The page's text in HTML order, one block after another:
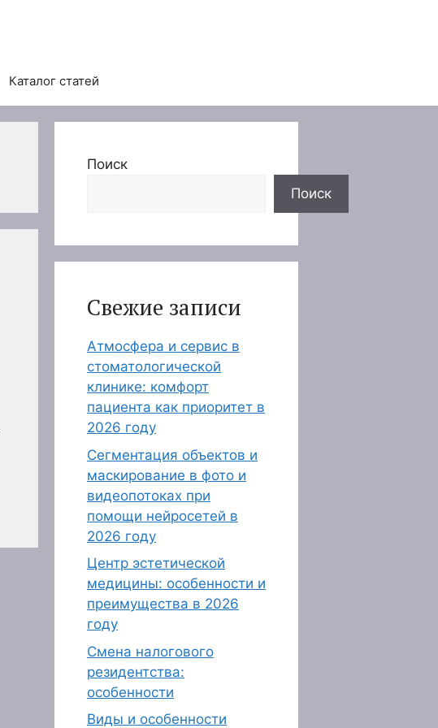
Каталог статей
Поиск
Поиск
Свежие записи
Атмосфера и сервис в
стоматологической
клинике: комфорт
пациента как приоритет в
2026 году
Сегментация объектов и
маскирование в фото и
видеопотоках при
помощи нейросетей в
2026 году
Центр эстетической
медицины: особенности и
преимущества в 2026
году
Смена налогового
резидентства:
особенности
Виды и особенности